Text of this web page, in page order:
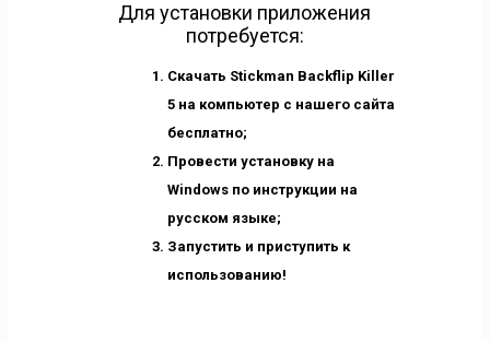
Для установки приложения
потребуется:
Скачать Stickman Backflip Killer
5 на компьютер с нашего сайта
бесплатно;
Провести установку на
Windows по инструкции на
русском языке;
Запустить и приступить к
использованию!